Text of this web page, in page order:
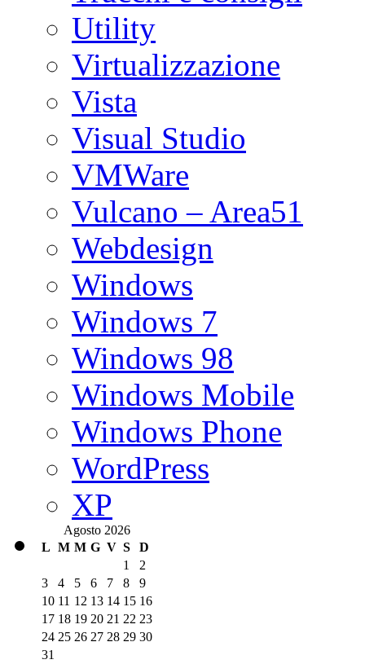
Utility
Virtualizzazione
Vista
Visual Studio
VMWare
Vulcano – Area51
Webdesign
Windows
Windows 7
Windows 98
Windows Mobile
Windows Phone
WordPress
XP
Agosto 2026
L M M G V S
D
1
2
3
4 5 6 7 8
9
10 11 12 13 14 15 16
17 18 19 20 21 22 23
24 25 26 27 28 29 30
31